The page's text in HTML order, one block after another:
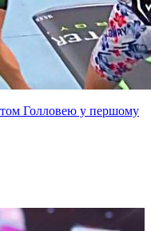
Голловею у першому